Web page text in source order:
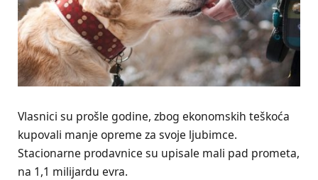
Vlasnici su prošle godine, zbog ekonomskih teškoća
kupovali manje opreme za svoje ljubimce.
Stacionarne prodavnice su upisale mali pad prometa,
na 1,1 milijardu evra.